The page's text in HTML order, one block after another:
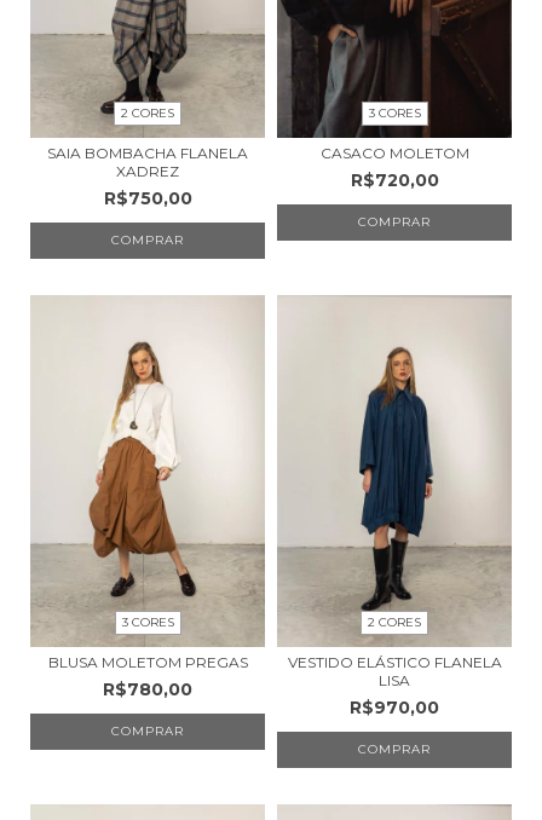
2 CORES
SAIA BOMBACHA FLANELA
XADREZ
R$750,00
COMPRAR
3 CORES
CASACO MOLETOM
R$720,00
COMPRAR
3 CORES
BLUSA MOLETOM PREGAS
R$780,00
COMPRAR
2 CORES
VESTIDO ELÁSTICO FLANELA
LISA
R$970,00
COMPRAR